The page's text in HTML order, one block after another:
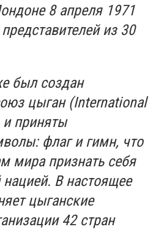
8 апреля 1971
из 30
был создан
цыган (International
и приняты
флаг и гимн, что
мира признать себя
В настоящее
цыганские
42 стран